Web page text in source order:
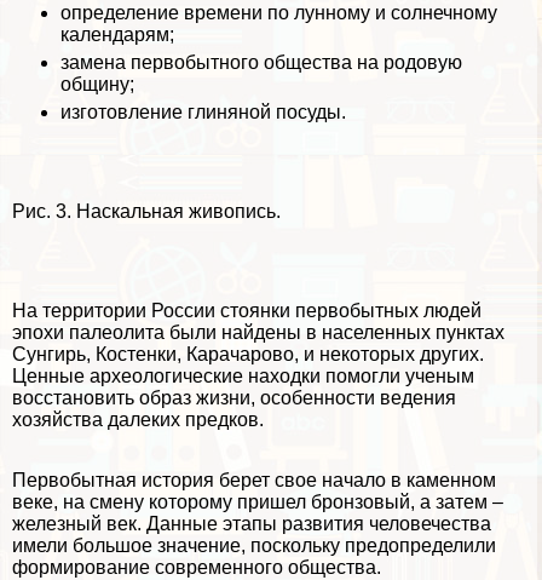
определение времени по лунному и солнечному
календарям;
замена первобытного общества на родовую
общину;
изготовление глиняной посуды.
Рис. 3. Наскальная живопись.
На территории России стоянки первобытных людей
эпохи палеолита были найдены в населенных пунктах
Сунгирь, Костенки, Карачарово, и некоторых других.
Ценные археологические находки помогли ученым
восстановить образ жизни, особенности ведения
хозяйства далеких предков.
Первобытная история берет свое начало в каменном
веке, на смену которому пришел бронзовый, а затем –
железный век. Данные этапы развития человечества
имели большое значение, поскольку предопределили
формирование современного общества.